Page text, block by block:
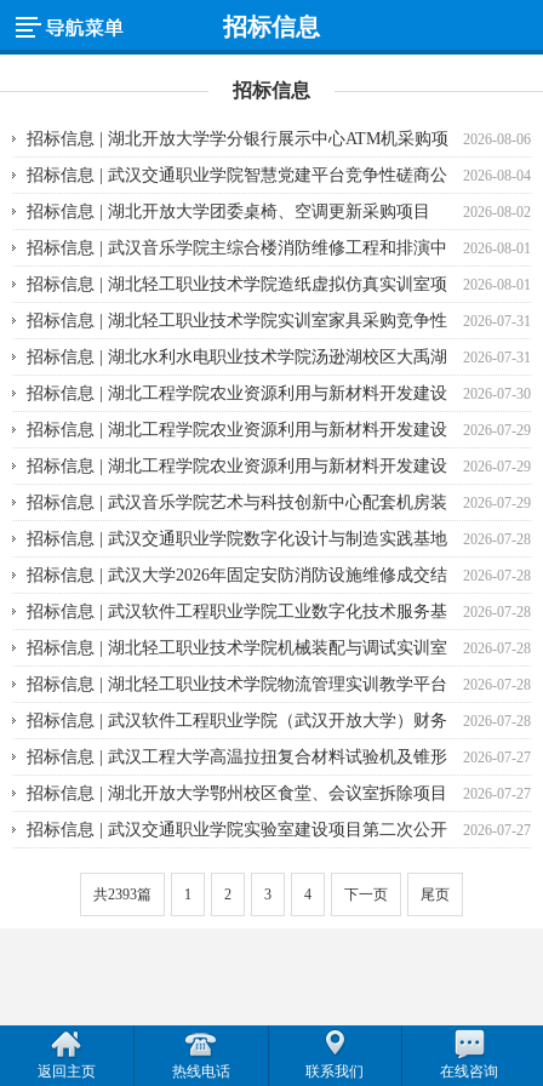
招标信息
招标信息
2026-08-06
招标信息 | 湖北开放大学学分银行展示中心ATM机采购项
目 竞争性谈判采购公告
2026-08-04
招标信息 | 武汉交通职业学院智慧党建平台竞争性磋商公
告
2026-08-02
招标信息 | 湖北开放大学团委桌椅、空调更新采购项目
（三次）竞争性谈判采购公告
2026-08-01
招标信息 | 武汉音乐学院主综合楼消防维修工程和排演中
心维修工程消防设计技术咨询服务竞争性磋商公告
2026-08-01
招标信息 | 湖北轻工职业技术学院造纸虚拟仿真实训室项
目建设竞争性磋商公告
2026-07-31
招标信息 | 湖北轻工职业技术学院实训室家具采购竞争性
谈判采购公告
2026-07-31
招标信息 | 湖北水利水电职业技术学院汤逊湖校区大禹湖
西南两侧湖堤护坡加固项目 成交结果公告
2026-07-30
招标信息 | 湖北工程学院农业资源利用与新材料开发建设
平台重大科研设备购置项目（事件相关电位系统、无线便携式近红外
脑功能成像系统）公开招标公告
2026-07-29
招标信息 | 湖北工程学院农业资源利用与新材料开发建设
平台重大科研设备购置项目（生物质转化利用分析系统）公开招标公
告
2026-07-29
招标信息 | 湖北工程学院农业资源利用与新材料开发建设
平台重大科研设备购置项目(人工智能纸卫品测试系统)公开招标公告
2026-07-29
招标信息 | 武汉音乐学院艺术与科技创新中心配套机房装
饰工程采购项目第二次竞争性磋商公告
2026-07-28
招标信息 | 武汉交通职业学院数字化设计与制造实践基地
竞争性磋商公告
2026-07-28
招标信息 | 武汉大学2026年固定安防消防设施维修成交结
果公告
2026-07-28
招标信息 | 武汉软件工程职业学院工业数字化技术服务基
地建设竞争性磋商公告
2026-07-28
招标信息 | 湖北轻工职业技术学院机械装配与调试实训室
建设采购 竞争性磋商公告
2026-07-28
招标信息 | 湖北轻工职业技术学院物流管理实训教学平台
建设项目 竞争性磋商公告
2026-07-28
招标信息 | 武汉软件工程职业学院（武汉开放大学）财务
凭证影像化项目竞争性磋商公告
2026-07-27
招标信息 | 武汉工程大学高温拉扭复合材料试验机及锥形
量热仪采购项目公开招标公告
2026-07-27
招标信息 | 湖北开放大学鄂州校区食堂、会议室拆除项目
废标公告
2026-07-27
招标信息 | 武汉交通职业学院实验室建设项目第二次公开
共2393篇 1 2 3 4 下一页 尾页
返回主页 热线电话 联系我们 在线咨询